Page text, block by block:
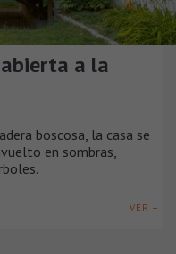
a la
boscosa, la casa se
en sombras,
VER +